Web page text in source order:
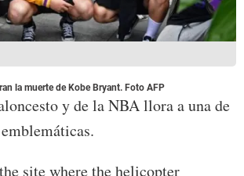
la muerte de Kobe Bryant. Foto AFP
y de la NBA llora a una de
site where the helicopter